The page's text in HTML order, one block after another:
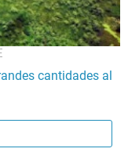
cantidades al